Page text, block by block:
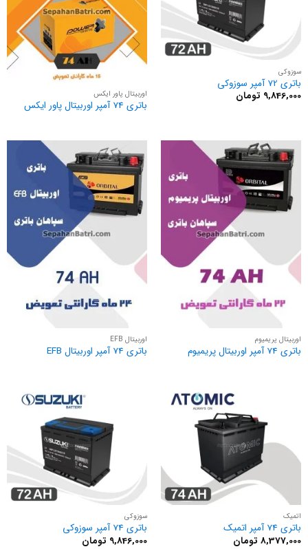
سوزوکی
باتری 72 آمپر سوزوکی
9,846,000 تومان اوربیتال پاور ایکس
باتری 74 آمپر اوربیتال پاور ایکس
اوربیتال پریمیوم
باتری 74 آمپر اوربیتال پریمیوم
اوربیتال EFB
باتری 74 آمپر اوربیتال EFB
اتمیک
باتری 74 آمپر اتمیک
8,377,000 تومان
سوزوکی
باتری 74 آمپر سوزوکی
9,846,000 تومان